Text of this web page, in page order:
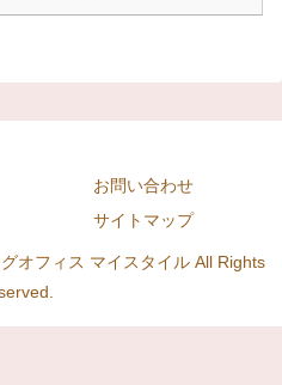
お問い合わせ
サイトマップ
オフィス マイスタイル All Rights